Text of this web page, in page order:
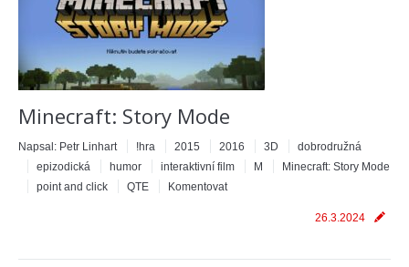
Minecraft: Story Mode
Napsal: Petr Linhart !hra 2015 2016 3D
dobrodružná
epizodická
humor interaktivní film M
Minecraft: Story Mode
point and click
QTE Komentovat
26.3.2024